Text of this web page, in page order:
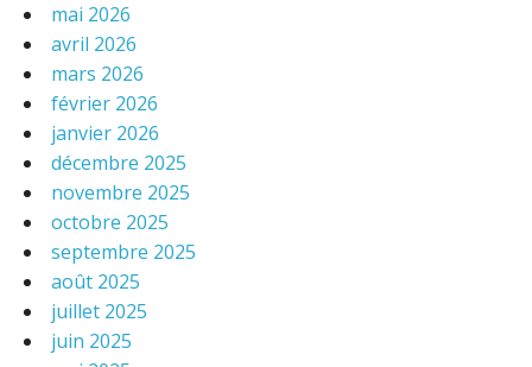
mai 2026
avril 2026
mars 2026
février 2026
janvier 2026
décembre 2025
novembre 2025
octobre 2025
septembre 2025
août 2025
juillet 2025
juin 2025